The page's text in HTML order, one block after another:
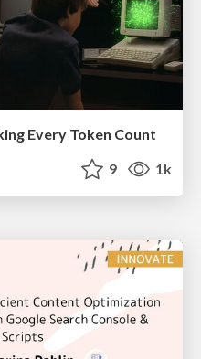
Every Token Count
9 1k